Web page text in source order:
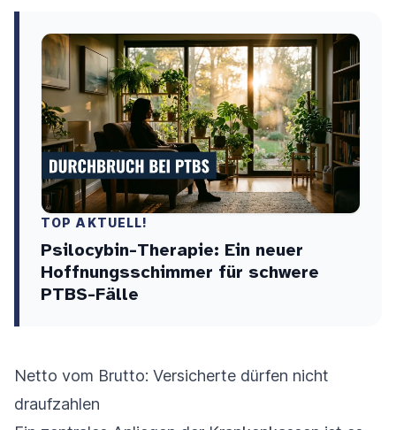
TOP AKTUELL!
Psilocybin-Therapie: Ein neuer
Hoffnungsschimmer für schwere
PTBS-Fälle
Netto vom Brutto: Versicherte dürfen nicht
draufzahlen